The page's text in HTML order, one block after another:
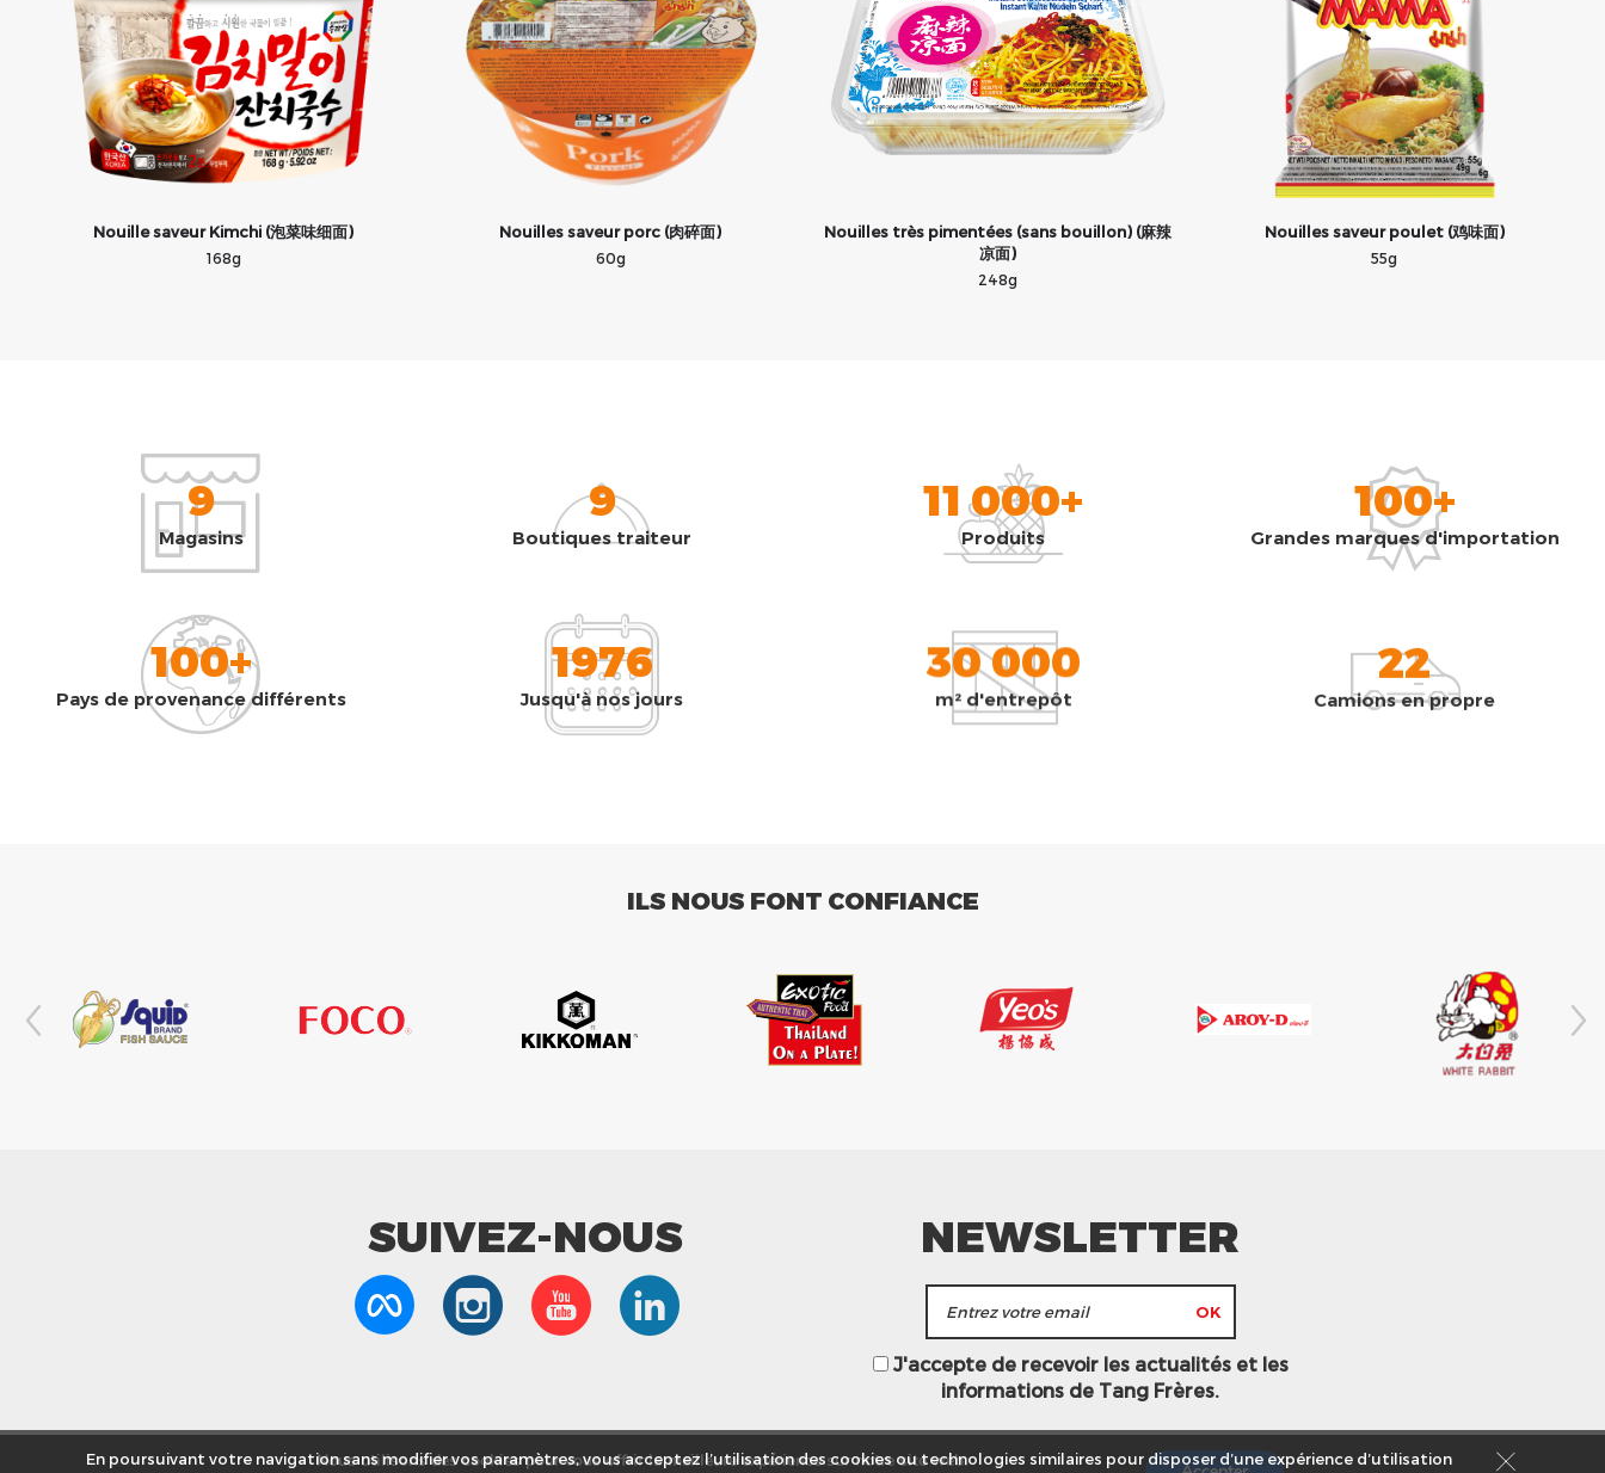
Nouille saveur Kimchi (泡菜味细面)
168g
Nouilles saveur porc (肉碎面)
60g
Nouilles très pimentées (sans bouillon) (麻辣
凉面)
248g
Nouilles saveur poulet (鸡味面)
55g
9
Magasins
9
Boutiques traiteur
11 000+
Produits
100+
Grandes marques d'importation
100+
Pays de provenance différents
1976
Jusqu'à nos jours
30 000
m² d'entrepôt
22
Camions en propre
ILS NOUS FONT CONFIANCE
SUIVEZ-NOUS NEWSLETTER
J'accepte de recevoir les actualités et les
informations de Tang Frères.
En poursuivant votre navigation sans modifier vos paramètres, vous acceptez l’utilisation des cookies ou technologies similaires pour disposer d’une expérience d’utilisation
Nous utilisons des cookies pour vous offrir la meilleure expérience sur notre site web.